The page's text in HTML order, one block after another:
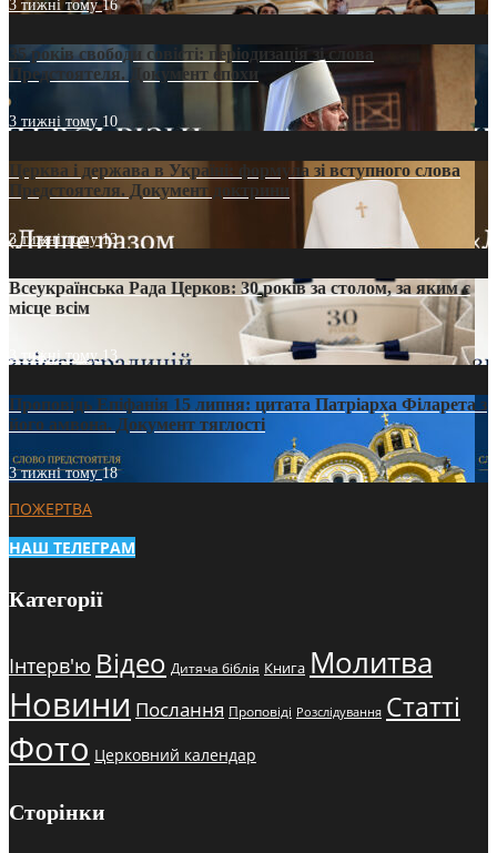
3 тижні тому16
35 років свободи совісті: періодизація зі слова
Предстоятеля. Документ епохи
3 тижні тому 10
Церква і держава в Україні: формула зі вступного слова
Предстоятеля. Документ доктрини
3 тижні тому13
Всеукраїнська Рада Церков: 30 років за столом, за яким є
місце всім
3 тижні тому13
Проповідь Епіфанія 15 липня: цитата Патріарха Філарета з
його амвона. Документ тяглості
3 тижні тому18
ПОЖЕРТВА
НАШ ТЕЛЕГРАМ
Категорії
Інтерв'ю Відео Дитяча біблія Книга Молитва
Новини Послання Проповіді Розслідування Статті
Фото Церковний календар
Сторінки